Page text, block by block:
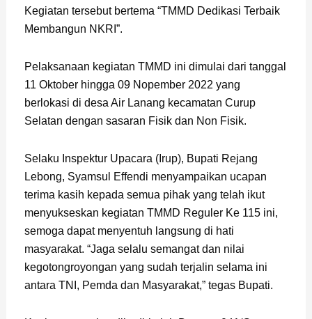
Kegiatan tersebut bertema “TMMD Dedikasi Terbaik
Membangun NKRI”.
Pelaksanaan kegiatan TMMD ini dimulai dari tanggal
11 Oktober hingga 09 Nopember 2022 yang
berlokasi di desa Air Lanang kecamatan Curup
Selatan dengan sasaran Fisik dan Non Fisik.
Selaku Inspektur Upacara (Irup), Bupati Rejang
Lebong, Syamsul Effendi menyampaikan ucapan
terima kasih kepada semua pihak yang telah ikut
menyukseskan kegiatan TMMD Reguler Ke 115 ini,
semoga dapat menyentuh langsung di hati
masyarakat. “Jaga selalu semangat dan nilai
kegotongroyongan yang sudah terjalin selama ini
antara TNI, Pemda dan Masyarakat,” tegas Bupati.